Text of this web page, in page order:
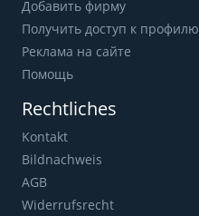
Добавить фирму
Получить доступ к профилю
Реклама на сайте
Помощь
Rechtliches
Kontakt
Bildnachweis
AGB
Widerrufsrecht